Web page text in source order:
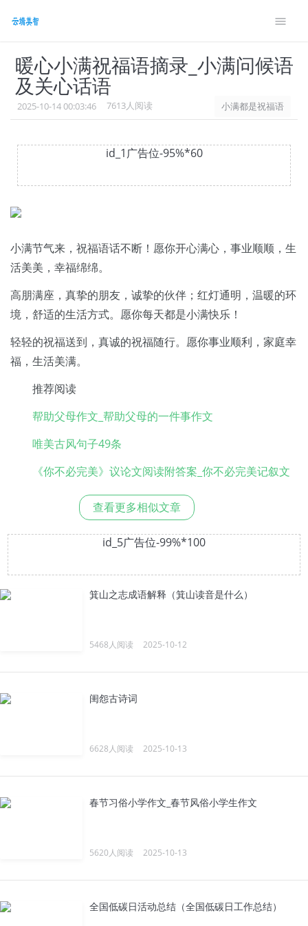
bottom: 10px} .g9{font-size: 14px;}
暖心小满祝福语摘录_小满问候语
及关心话语
2025-10-14 00:03:46 7613人阅读 小满都是祝福语
id_1广告位-95%*60
小满节气来，祝福语话不断！愿你开心满心，事业顺顺，生
活美美，幸福绵绵。
高朋满座，真挚的朋友，诚挚的伙伴；红灯通明，温暖的环
境，舒适的生活方式。愿你每天都是小满快乐！
轻轻的祝福送到，真诚的祝福随行。愿你事业顺利，家庭幸
福，生活美满。
推荐阅读
帮助父母作文_帮助父母的一件事作文
唯美古风句子49条
《你不必完美》议论文阅读附答案_你不必完美记叙文
查看更多相似文章
id_5广告位-99%*100
箕山之志成语解释（箕山读音是什么）
5468人阅读 2025-10-12
闺怨古诗词
6628人阅读 2025-10-13
春节习俗小学作文_春节风俗小学生作文
5620人阅读 2025-10-13
全国低碳日活动总结（全国低碳日工作总结）